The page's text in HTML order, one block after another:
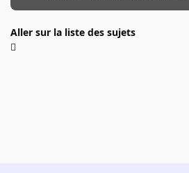
Aller sur la liste des sujets